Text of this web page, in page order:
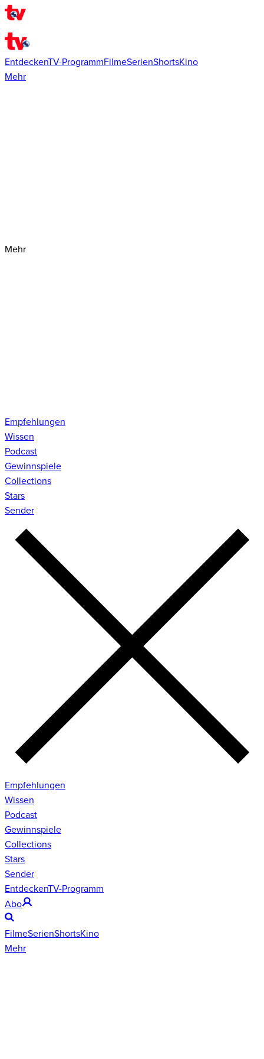
EntdeckenTV-ProgrammFilmeSerienShortsKino
Mehr
Mehr
Empfehlungen
Wissen
Podcast
Gewinnspiele
Collections
Stars
Sender
Empfehlungen
Wissen
Podcast
Gewinnspiele
Collections
Stars
Sender
EntdeckenTV-Programm
Abo
FilmeSerienShortsKino
Mehr